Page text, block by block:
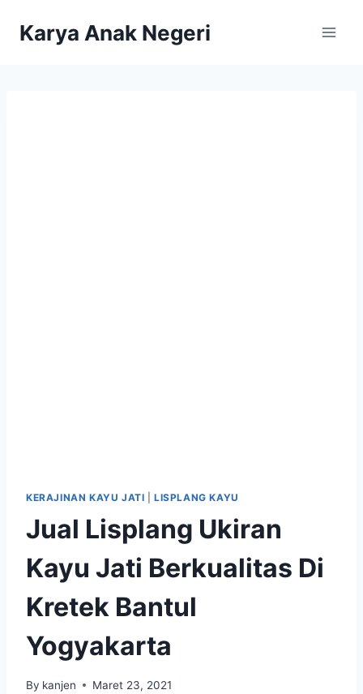
Karya Anak Negeri
KERAJINAN KAYU JATI |LISPLANG KAYU
Jual Lisplang Ukiran
Kayu Jati Berkualitas Di
Kretek Bantul
Yogyakarta
By kanjen Maret 23, 2021